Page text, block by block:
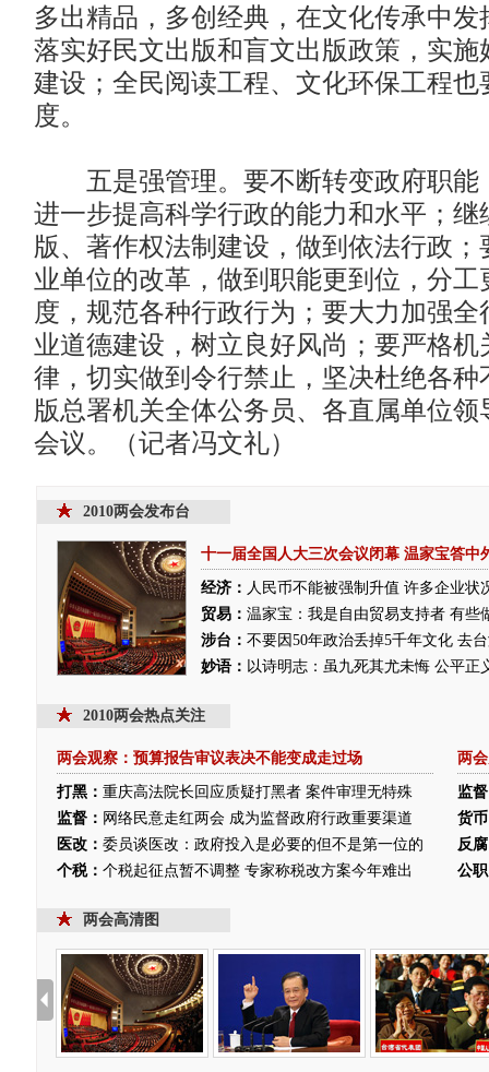
多出精品，多创经典，在文化传承中
落实好民文出版和盲文出版政策，实施
建设；全民阅读工程、文化环保工程也
度。
五是强管理。要不断转变政府职能
进一步提高科学行政的能力和水平；继
版、著作权法制建设，做到依法行政
业单位的改革，做到职能更到位，分工
度，规范各种行政行为；要大力加强
业道德建设，树立良好风尚；要严格机
律，切实做到令行禁止，坚决杜绝各种
版总署机关全体公务员、各直属单位
会议。（记者冯文礼）
2010两会发布台
十一届全国人大三次会议闭幕 温家宝答中
经济： 人民币不能被强制升值 许多企业状
贸易： 温家宝：我是自由贸易支持者 有些
涉台： 不要因50年政治丢掉5千年文化 去
妙语： 以诗明志：虽九死其尤未悔 公平正
2010两会热点关注
两会观察：预算报告审议表决不能变成走过场
打黑： 重庆高法院长回应质疑打黑者 案件审理无特殊
监督： 网络民意走红两会 成为监督政府行政重要渠道
医改： 委员谈医改：政府投入是必要的但不是第一位的
个税： 个税起征点暂不调整 专家称税改方案今年难出
两
监
货
反
公
两会高清图